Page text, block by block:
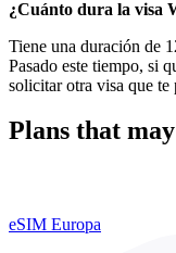
¿Cuánto dura la visa
Tiene una duración de
Pasado este tiempo, si
solicitar otra visa que te
Plans that
eSIM Europa